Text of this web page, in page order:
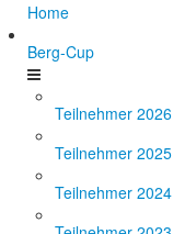
Home
Berg-Cup
Teilnehmer 2026
Teilnehmer 2025
Teilnehmer 2024